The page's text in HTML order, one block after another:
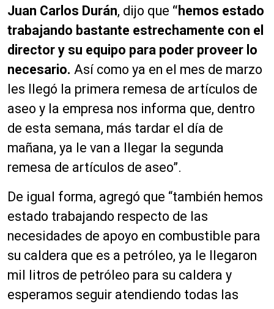
Juan Carlos Durán, dijo que “hemos estado
trabajando bastante estrechamente con el
director y su equipo para poder proveer lo
necesario. Así como ya en el mes de marzo
les llegó la primera remesa de artículos de
aseo y la empresa nos informa que, dentro
de esta semana, más tardar el día de
mañana, ya le van a llegar la segunda
remesa de artículos de aseo”.
De igual forma, agregó que “también hemos
estado trabajando respecto de las
necesidades de apoyo en combustible para
su caldera que es a petróleo, ya le llegaron
mil litros de petróleo para su caldera y
esperamos seguir atendiendo todas las